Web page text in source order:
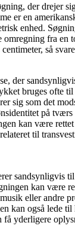
der drejer
er en
enhed.
omregning fra en
så
der
bruges ofte
sig som det
på
kan være
til
sandsynligvis
kan være
eller andre
kan også lede
få yderligere